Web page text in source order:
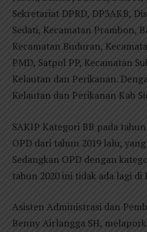
Sekretariat DPRD, DP3AKB,
Sedati, Kecamatan Prambon,
Kecamatan Buduran,
PMD, Satpol PP, Kecamatan
Kelautan dan Perikanan.
Kelautan dan Perikanan Kab
SAKIP Kategori BB pada
OPD dari tahun 2019 lalu,
Sedangkan OPD dengan
tahun 2020 ini tidak ada lagi di
Asisten Administrasi dan
Benny Airlangga SH,